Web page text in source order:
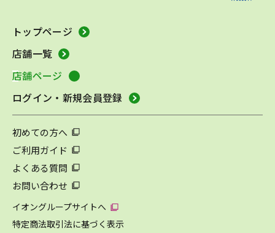
トップページ
店舗一覧
店舗ページ
ログイン・新規会員登録
初めての方へ
ご利用ガイド
よくある質問
お問い合わせ
イオングループサイトへ
特定商法取引法に基づく表示